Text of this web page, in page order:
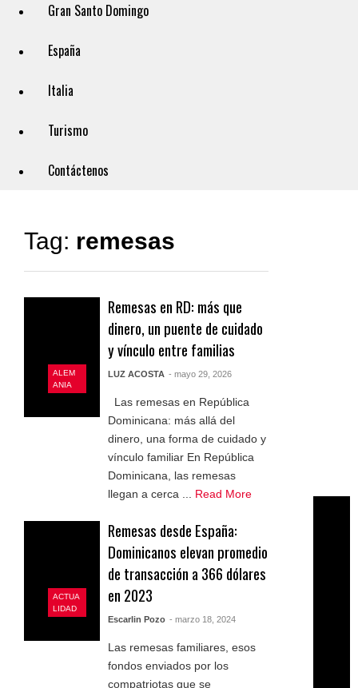
Gran Santo Domingo
España
Italia
Turismo
Contáctenos
Tag: remesas
ALEM
ANIA
Remesas en RD: más que
dinero, un puente de cuidado
y vínculo entre familias
LUZ ACOSTA - mayo 29, 2026
Las remesas en República
Dominicana: más allá del
dinero, una forma de cuidado y
vínculo familiar En República
Dominicana, las remesas
llegan a cerca ...
Read More
ACTUA
LIDAD
Remesas desde España:
Dominicanos elevan promedio
de transacción a 366 dólares
en 2023
Escarlin Pozo - marzo 18, 2024
Las remesas familiares, esos
fondos enviados por los
compatriotas que se